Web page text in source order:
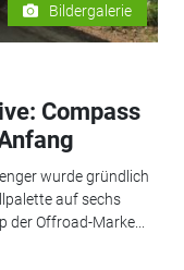
Bildergalerie
Compass
wurde gründlich
auf sechs
Offroad-Marke...